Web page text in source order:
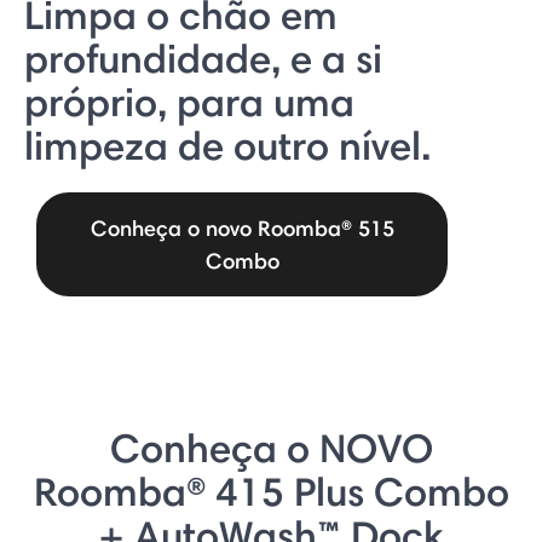
Limpa o chão em
profundidade, e a si
próprio, para uma
limpeza de outro nível.
Conheça o novo Roomba® 515
Combo
Conheça o NOVO
Roomba® 415 Plus Combo